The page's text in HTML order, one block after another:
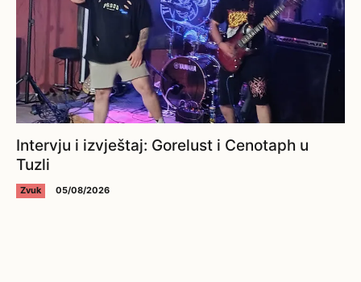
Intervju i izvještaj: Gorelust i Cenotaph u
Tuzli
Zvuk 05/08/2026